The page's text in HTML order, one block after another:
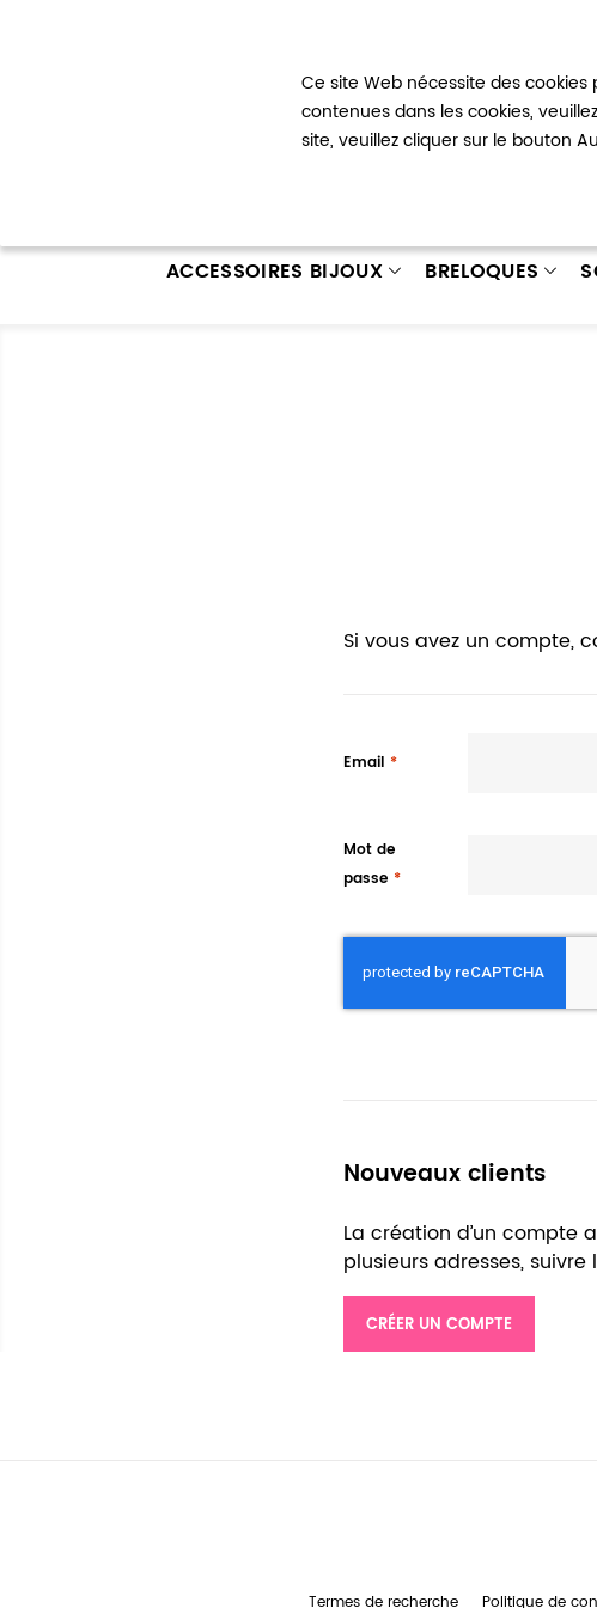
Ce site Web nécessite des
contenues dans les cookies,
site, veuillez cliquer sur le bouton
Mon compte
ACCESSOIRES BIJOUX BRELOQUES
Si vous avez un compte,
Email
Mot de
passe
Nouveaux clients
La création d’un compte
plusieurs adresses,
CRÉER UN COMPTE
Termes de recherche Politique de